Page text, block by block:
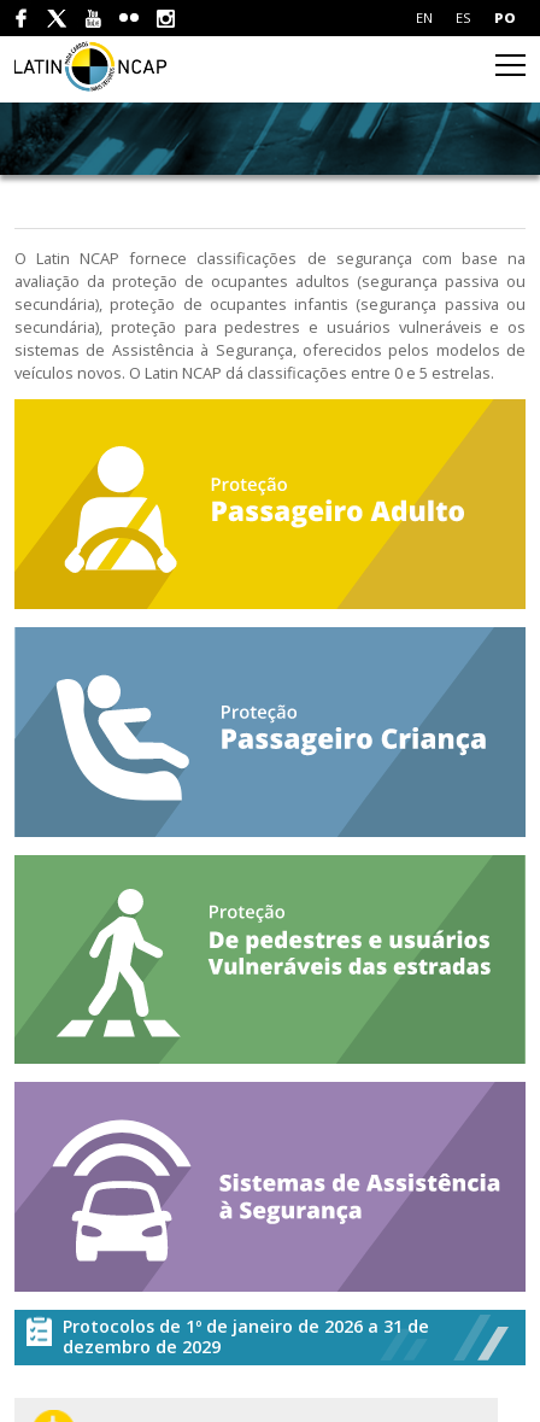
EN ES PO
O Latin NCAP fornece classificações de segurança com base na
avaliação da proteção de ocupantes adultos (segurança passiva ou
secundária), proteção de ocupantes infantis (segurança passiva ou
secundária), proteção para pedestres e usuários vulneráveis e os
sistemas de Assistência à Segurança, oferecidos pelos modelos de
veículos novos. O Latin NCAP dá classificações entre 0 e 5 estrelas.
Protocolos de 1º de janeiro de 2026 a 31 de
dezembro de 2029